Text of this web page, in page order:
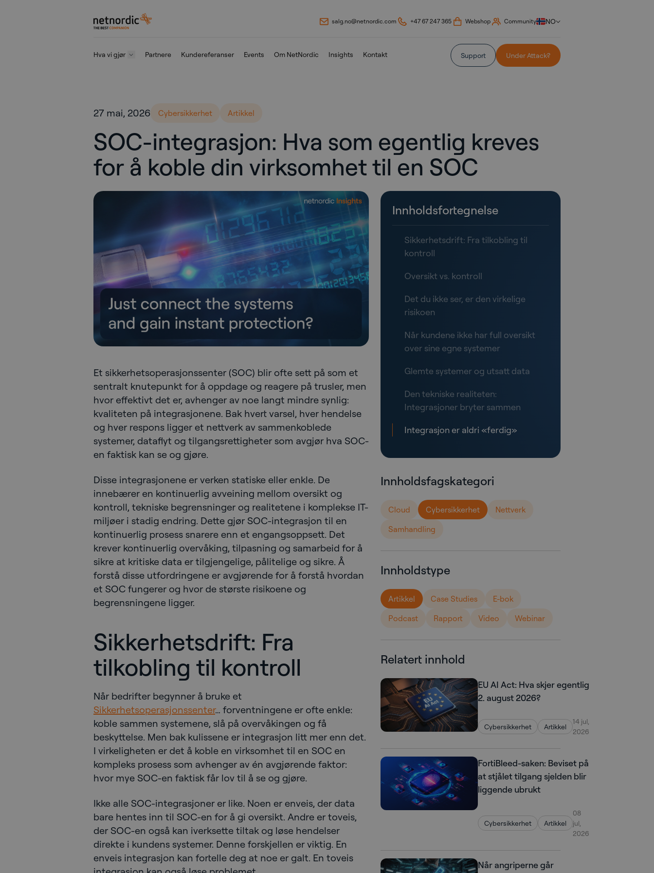
Gå til innhold
NetNordic Norway salg.no@netnordic.com +47 67 247 365 Webshop Community NO
Hva vi gjør Partnere Kundereferanser Events Om NetNordic Insights Kontakt Support Under Attack?
27 mai, 2026 Cybersikkerhet Artikkel
SOC-integrasjon: Hva som egentlig kreves
for å koble din virksomhet til en SOC
Et sikkerhetsoperasjonssenter (SOC) blir ofte sett på som et
sentralt knutepunkt for å oppdage og reagere på trusler, men
hvor effektivt det er, avhenger av noe langt mindre synlig:
kvaliteten på integrasjonene. Bak hvert varsel, hver hendelse
og hver respons ligger et nettverk av sammenkoblede
systemer, dataflyt og tilgangsrettigheter som avgjør hva SOC-
en faktisk kan se og gjøre.
Disse integrasjonene er verken statiske eller enkle. De
innebærer en kontinuerlig avveining mellom oversikt og
kontroll, tekniske begrensninger og realitetene i komplekse IT-
miljøer i stadig endring. Dette gjør SOC-integrasjon til en
kontinuerlig prosess snarere enn et engangsoppsett. Det
krever kontinuerlig overvåking, tilpasning og samarbeid for å
sikre at kritiske data er tilgjengelige, pålitelige og sikre. Å
forstå disse utfordringene er avgjørende for å forstå hvordan
et SOC fungerer og hvor de største risikoene og
begrensningene ligger.
Sikkerhetsdrift: Fra
tilkobling til kontroll
Når bedrifter begynner å bruke et
Sikkerhetsoperasjonssenter… forventningene er ofte enkle:
koble sammen systemene, slå på overvåkingen og få
beskyttelse. Men bak kulissene er integrasjon litt mer enn det.
I virkeligheten er det å koble en virksomhet til en SOC en
kompleks prosess som avhenger av én avgjørende faktor:
hvor mye SOC-en faktisk får lov til å se og gjøre.
Ikke alle SOC-integrasjoner er like. Noen er enveis, der data
bare hentes inn til SOC-en for å gi oversikt. Andre er toveis,
der SOC-en også kan iverksette tiltak og løse hendelser
direkte i kundens systemer. Denne forskjellen er viktig. En
enveis integrasjon kan fortelle deg at noe er galt. En toveis
Innholdsfortegnelse
Sikkerhetsdrift: Fra tilkobling til
kontroll
Oversikt vs. kontroll
Det du ikke ser, er den virkelige
risikoen
Når kundene ikke har full oversikt
over sine egne systemer
Glemte systemer og utsatt data
Den tekniske realiteten:
Integrasjoner bryter sammen
Integrasjon er aldri «ferdig»
Innholdsfagskategori
Cloud Cybersikkerhet
Nettverk
Samhandling
Innholdstype
Artikkel Case Studies
E-bok
Podcast
Rapport Video Webinar
Relatert innhold
EU AI Act: Hva skjer egentlig
2. august 2026?
Cybersikkerhet Artikkel
14 jul,
2026
FortiBleed-saken: Beviset på
at stjålet tilgang sjelden blir
liggende ubrukt
Cybersikkerhet Artikkel
08
jul,
2026
Når angriperne går